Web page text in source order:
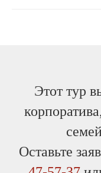
Этот тур
Оставьте